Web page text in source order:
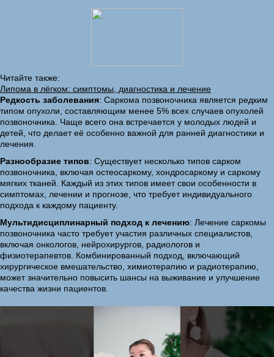
Читайте также:
Липома в лёгком: симптомы, диагностика и лечение
Редкость заболевания: Саркома позвоночника является редким
типом опухоли, составляющим менее 5% всех случаев опухолей
позвоночника. Чаще всего она встречается у молодых людей и
детей, что делает её особенно важной для ранней диагностики и
лечения.
Разнообразие типов: Существует несколько типов сарком
позвоночника, включая остеосаркому, хондросаркому и саркому
мягких тканей. Каждый из этих типов имеет свои особенности в
симптомах, лечении и прогнозе, что требует индивидуального
подхода к каждому пациенту.
Мультидисциплинарный подход к лечению: Лечение саркомы
позвоночника часто требует участия различных специалистов,
включая онкологов, нейрохирургов, радиологов и
физиотерапевтов. Комбинированный подход, включающий
хирургическое вмешательство, химиотерапию и радиотерапию,
может значительно повысить шансы на выживание и улучшение
качества жизни пациентов.